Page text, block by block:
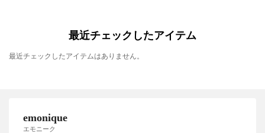
最近チェックしたアイテム
最近チェックしたアイテムはありません。
emonique
エモニーク